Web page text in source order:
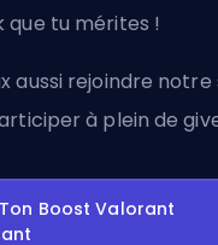
que tu mérites !
aussi rejoindre notre
à plein de
Boost Valorant